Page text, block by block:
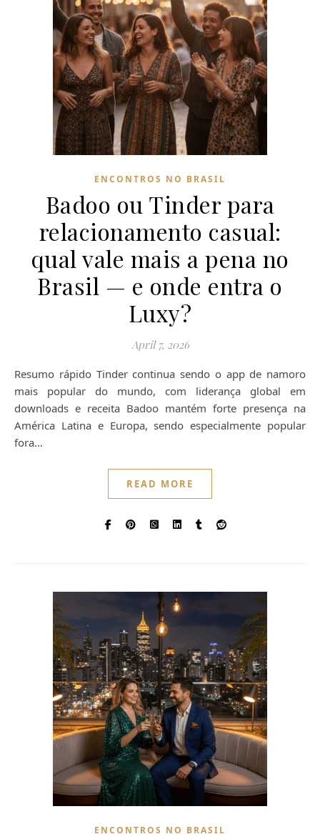
ENCONTROS NO BRASIL
Badoo ou Tinder para
relacionamento casual:
qual vale mais a pena no
Brasil — e onde entra o
Luxy?
April 7, 2026
Resumo rápido Tinder continua sendo o app de namoro
mais popular do mundo, com liderança global em
downloads e receita Badoo mantém forte presença na
América Latina e Europa, sendo especialmente popular
fora…
READ MORE
ENCONTROS NO BRASIL